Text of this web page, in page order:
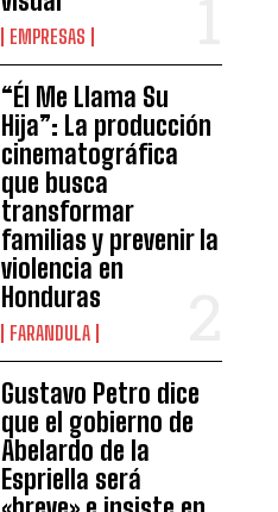
EMPRESAS
“Él Me Llama Su
Hija”: La producción
cinematográfica
que busca
transformar
familias y prevenir la
violencia en
Honduras
FARANDULA
Gustavo Petro dice
que el gobierno de
Abelardo de la
Espriella será